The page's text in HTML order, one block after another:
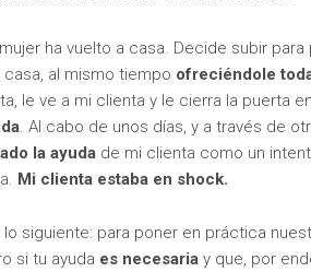
ha vuelto a casa. Decide subir
al mismo tiempo ofreciéndole
le ve a mi clienta y le cierra la puerta
. Al cabo de unos días, y a través de
la ayuda de mi clienta como un
Mi clienta estaba en shock.
siguiente: para poner en práctica
si tu ayuda es necesaria y que, por